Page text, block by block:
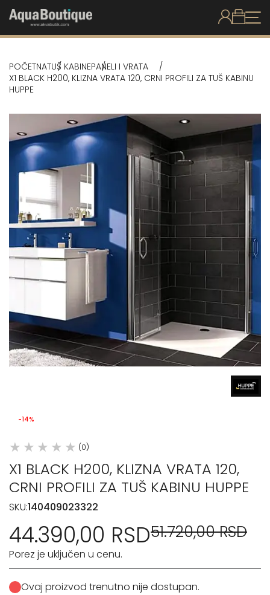
POČETNATUŠ KABINEPANELI I VRATA
X1 BLACK H200, KLIZNA VRATA 120, CRNI PROFILI ZA TUŠ KABINU
HUPPE
-14%
(0)
X1 BLACK H200, KLIZNA VRATA 120,
CRNI PROFILI ZA TUŠ KABINU HUPPE
SKU:140409023322
44.390,00 RSD51.720,00 RSD
Porez je uključen u cenu.
Ovaj proizvod trenutno nije dostupan.